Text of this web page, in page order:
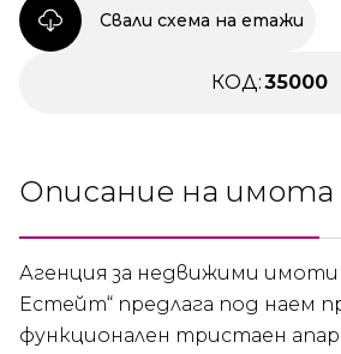
Свали схема на етажи
КОД:35000
Описание на имота
Агенция за недвижими
Естейт“ предлага под наем
функционален тристаен